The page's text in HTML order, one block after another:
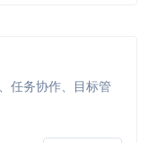
任务协作、目标管